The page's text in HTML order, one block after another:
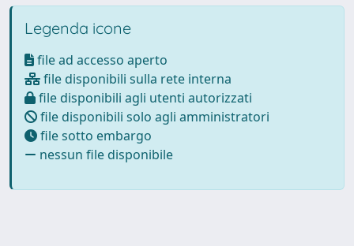
Legenda icone
file ad accesso aperto
file disponibili sulla rete interna
file disponibili agli utenti autorizzati
file disponibili solo agli amministratori
file sotto embargo
nessun file disponibile